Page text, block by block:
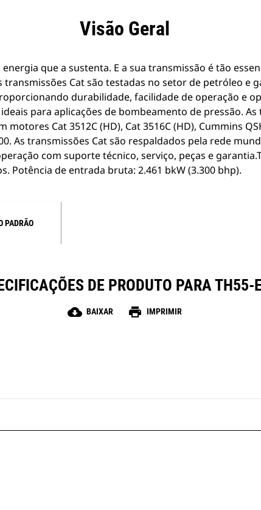
Visão Geral
que a sustenta. E a sua transmissão é tão
transmissões Cat são testadas no setor de petróleo e
durabilidade, facilidade de operação e
para aplicações de bombeamento de pressão. As
Cat 3512C (HD), Cat 3516C (HD), Cummins
As transmissões Cat são respaldados pela rede
com suporte técnico, serviço, peças e
Potência de entrada bruta: 2.461 bkW (3.300 bhp).
PADRÃO
DE PRODUTO PARA TH55-
cloud_download BAIXAR print IMPRIMIR